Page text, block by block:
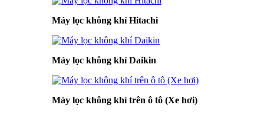
Máy lọc không khí Hitachi
Máy lọc không khí Daikin
Máy lọc không khí trên ô tô (Xe hơi)